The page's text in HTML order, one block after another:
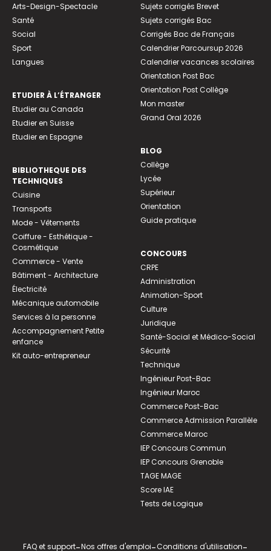
Arts-Design-Spectacle
Santé
Social
Sport
Langues
ETUDIER À L’ÉTRANGER
Etudier au Canada
Etudier en Suisse
Etudier en Espagne
BIBLIOTHEQUE DES
TECHNIQUES
Cuisine
Transports
Mode - Vêtements
Coiffure - Esthétique -
Cosmétique
Commerce - Vente
Bâtiment - Architecture
Électricité
Mécanique automobile
Services à la personne
Accompagnement Petite
enfance
Kit auto-entrepreneur
Sujets corrigés Brevet
Sujets corrigés Bac
Corrigés Bac de Français
Calendrier Parcoursup 2026
Calendrier vacances scolaires
Orientation Post Bac
Orientation Post Collège
Mon master
Grand Oral 2026
BLOG
Collège
Lycée
Supérieur
Orientation
Guide pratique
CONCOURS
CRPE
Administration
Animation-Sport
Culture
Juridique
Santé-Social et Médico-Social
Sécurité
Technique
Ingénieur Post-Bac
Ingénieur Maroc
Commerce Post-Bac
Commerce Admission Parallèle
Commerce Maroc
IEP Concours Commun
IEP Concours Grenoble
TAGE MAGE
Score IAE
Tests de Logique
FAQ et support-Nos offres d'emploi-Conditions d'utilisation-